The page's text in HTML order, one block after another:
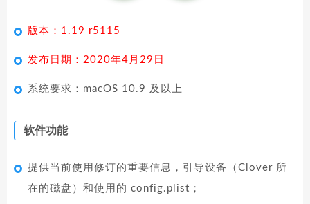
版本：1.19 r5115
发布日期：2020年4月29日
系统要求：macOS 10.9 及以上
软件功能
提供当前使用修订的重要信息，引导设备（Clover 所
在的磁盘）和使用的 config.plist；